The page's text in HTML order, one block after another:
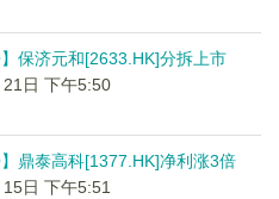
】保济元和[2633.HK]分拆上市
日 下午5:50
】鼎泰高科[1377.HK]净利涨3倍
日 下午5:51